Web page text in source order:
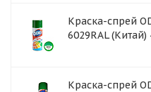
Краска-спрей
6029RAL (Китай)
Краска-спрей